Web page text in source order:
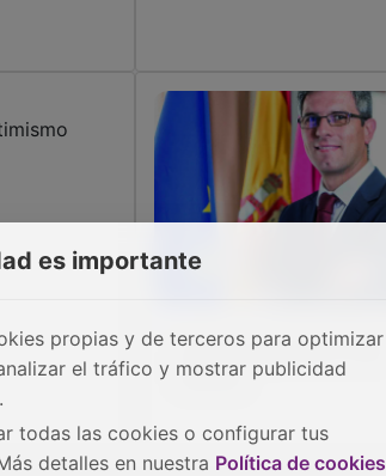
Unidos saldremos más
fuertes
es importante
propias y de terceros para optimizar
el tráfico y mostrar publicidad
todas las cookies o configurar tus
detalles en nuestra Política de cookies